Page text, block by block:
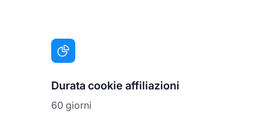
Durata cookie affiliazioni
60 giorni